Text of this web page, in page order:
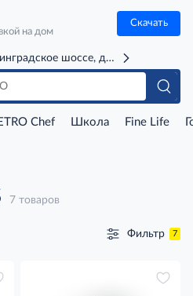
на дом
Скачать
шоссе, д. 71Г (м. Речной
Chef Школа Fine Life
7 товаров
Фильтр 7